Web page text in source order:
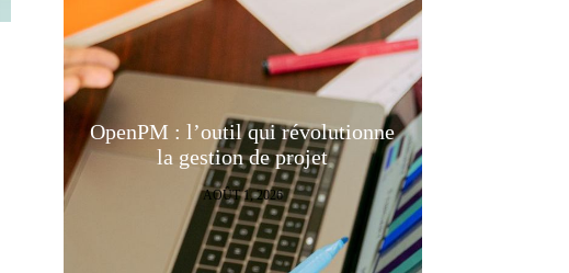
OpenPM : l’outil qui révolutionne
la gestion de projet
AOÛT 1, 2026